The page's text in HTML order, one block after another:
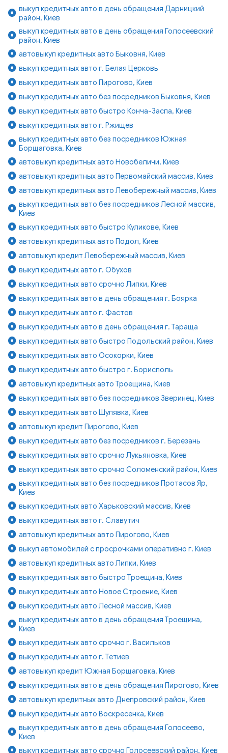
выкуп кредитных авто в день обращения Дарницкий
район, Киев
выкуп кредитных авто в день обращения Голосеевский
район, Киев
автовыкуп кредитных авто Быковня, Киев
выкуп кредитных авто г. Белая Церковь
выкуп кредитных авто Пирогово, Киев
выкуп кредитных авто без посредников Быковня, Киев
выкуп кредитных авто быстро Конча-Заспа, Киев
выкуп кредитных авто г. Ржищев
выкуп кредитных авто без посредников Южная
Борщаговка, Киев
автовыкуп кредитных авто Новобеличи, Киев
автовыкуп кредитных авто Первомайский массив, Киев
автовыкуп кредитных авто Левобережный массив, Киев
выкуп кредитных авто без посредников Лесной массив,
Киев
выкуп кредитных авто быстро Куликове, Киев
автовыкуп кредитных авто Подол, Киев
автовыкуп кредит Левобережный массив, Киев
выкуп кредитных авто г. Обухов
выкуп кредитных авто срочно Липки, Киев
выкуп кредитных авто в день обращения г. Боярка
выкуп кредитных авто г. Фастов
выкуп кредитных авто в день обращения г. Тараща
выкуп кредитных авто быстро Подольский район, Киев
выкуп кредитных авто Осокорки, Киев
выкуп кредитных авто быстро г. Борисполь
автовыкуп кредитных авто Троещина, Киев
выкуп кредитных авто без посредников Зверинец, Киев
выкуп кредитных авто Шулявка, Киев
автовыкуп кредит Пирогово, Киев
выкуп кредитных авто без посредников г. Березань
выкуп кредитных авто срочно Лукьяновка, Киев
выкуп кредитных авто срочно Соломенский район, Киев
выкуп кредитных авто без посредников Протасов Яр,
Киев
выкуп кредитных авто Харьковский массив, Киев
выкуп кредитных авто г. Славутич
автовыкуп кредитных авто Пирогово, Киев
выкуп автомобилей с просрочками оперативно г. Киев
автовыкуп кредитных авто Липки, Киев
выкуп кредитных авто быстро Троещина, Киев
выкуп кредитных авто Новое Строение, Киев
выкуп кредитных авто Лесной массив, Киев
выкуп кредитных авто в день обращения Троещина,
Киев
выкуп кредитных авто срочно г. Васильков
выкуп кредитных авто г. Тетиев
автовыкуп кредит Южная Борщаговка, Киев
выкуп кредитных авто в день обращения Пирогово, Киев
автовыкуп кредитных авто Днепровский район, Киев
выкуп кредитных авто Воскресенка, Киев
выкуп кредитных авто в день обращения Голосеево,
Киев
выкуп кредитных авто срочно Голосеевский район, Киев